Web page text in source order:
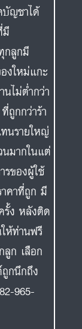
ญชาได้
มี
กลูกมี
งใหม่แกะ
ไม่ต่ำกว่า
ถูกกว่าร้า
นรายใหญ่
นมากในแต่
ของผู้ใช้
าคาที่ถูก มี
รั้ง หลังติด
ห้ท่านฟรี
ก เลือก
กนึกถึง
965-